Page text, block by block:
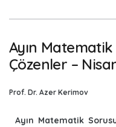
Analizleri
Ayın
Çözenler –
Prof. Dr. Azer Kerimov
Ayın Matematik